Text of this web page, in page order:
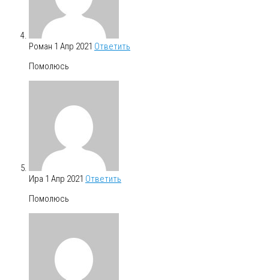
Роман 1 Апр 2021 Ответить
Помолюсь
Ира 1 Апр 2021 Ответить
Помолюсь